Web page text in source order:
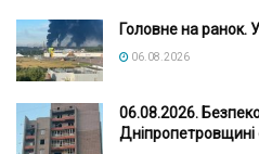
Головне на ранок.
06.08.2026
06.08.2026.
Дніпропетровщині